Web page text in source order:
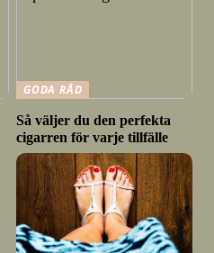
GODA RÅD
Så väljer du den perfekta
cigarren för varje tillfälle